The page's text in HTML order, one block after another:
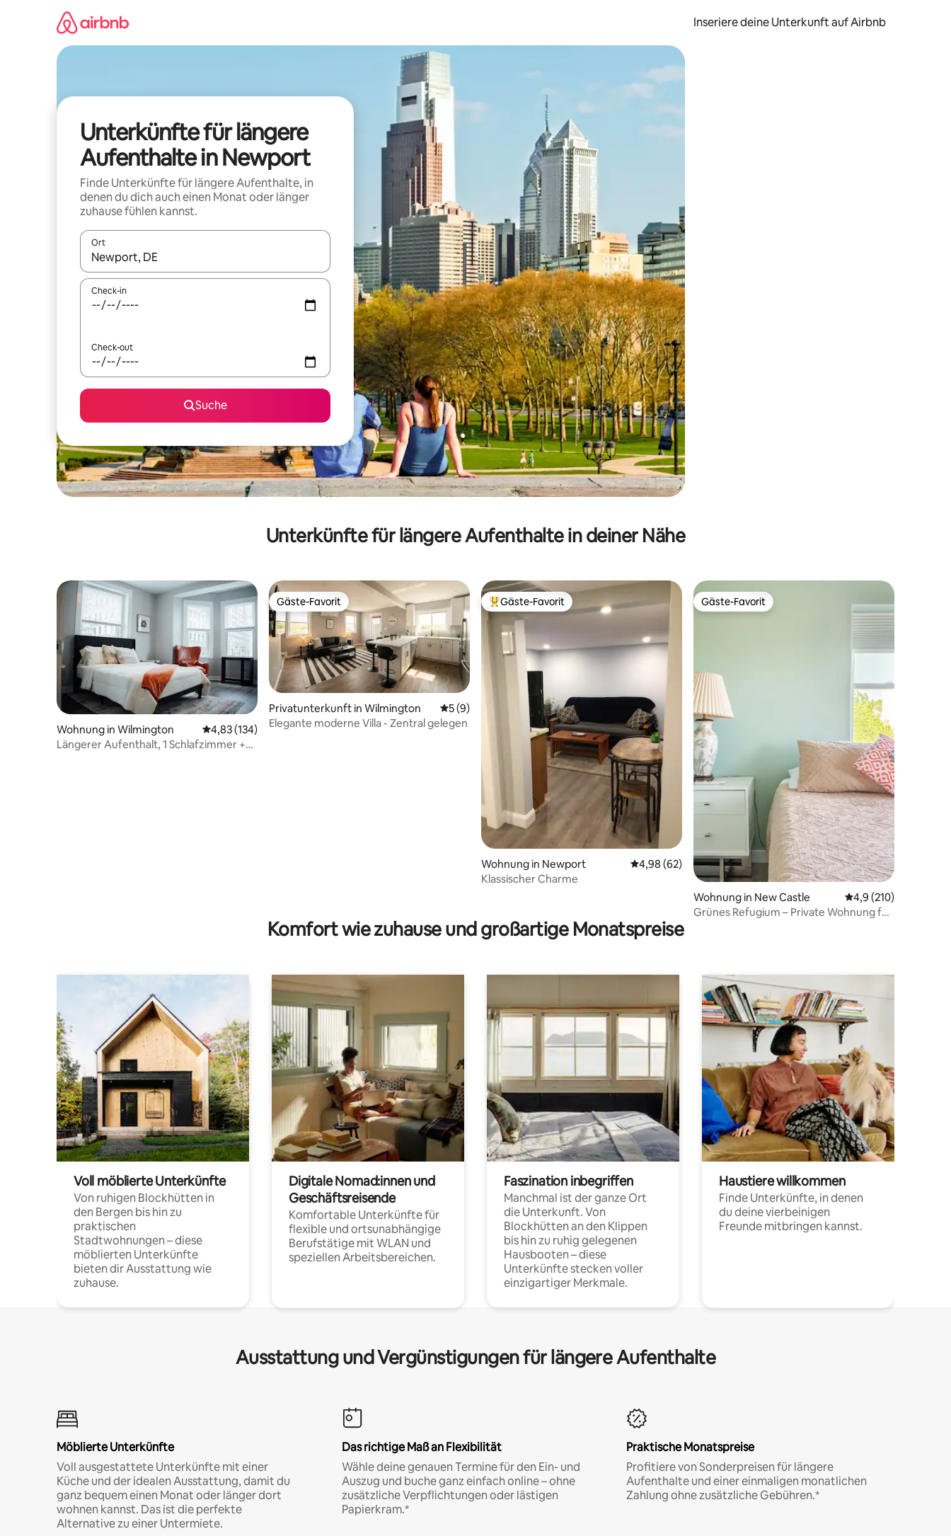
Inseriere deine Unterkunft auf Airbnb
Unterkünfte für längere
Aufenthalte in Newport
Finde Unterkünfte für längere Aufenthalte, in
denen du dich auch einen Monat oder länger
zuhause fühlen kannst.
Ort
Wenn Ergebnisse verfügbar sind, navigiere mit den Pfeiltasten nach oben und unten oder erkunde die Ergebnisse durch Berühren oder Wischgesten.
Check-in
Check-out
Suche
Unterkünfte für längere Aufenthalte in deiner Nähe
Wohnung in Wilmington Durchschnittliche Bewertung: 4,83 von 5, 134 Bewertungen
4,83 (134)
Längerer Aufenthalt, 1 Schlafzimmer +
Gäste-Favorit
Gäste-Favorit
Privatunterkunft in Wilmington Durchschnittliche Bewertung: 5 von 5, 9 Bewertungen
5 (9)
Elegante moderne Villa - Zentral gelegen
Beliebter Gäste-Favorit.
Gäste-Favorit
Wohnung in Newport Durchschnittliche Bewertung: 4,98 von 5, 62 Bewertungen
4,98 (62)
Klassischer Charme
Gäste-Favorit
Gäste-Favorit
Wohnung in New Castle Durchschnittliche
4,9 (210)
Grünes Refugium – Private Wohnung für
Komfort wie zuhause und großartige Monatspreise
Voll möblierte Unterkünfte
Von ruhigen Blockhütten in
den Bergen bis hin zu
praktischen
Stadtwohnungen – diese
möblierten Unterkünfte
bieten dir Ausstattung wie
zuhause.
Digitale Nomad:innen und
Geschäftsreisende
Komfortable Unterkünfte für
flexible und ortsunabhängige
Berufstätige mit WLAN und
speziellen Arbeitsbereichen.
Faszination inbegriffen
Manchmal ist der ganze Ort
die Unterkunft. Von
Blockhütten an den Klippen
bis hin zu ruhig gelegenen
Hausbooten – diese
Unterkünfte stecken voller
einzigartiger Merkmale.
Haustiere willkommen
Finde Unterkünfte, in denen
du deine vierbeinigen
Freunde mitbringen kannst.
Ausstattung und Vergünstigungen für längere Aufenthalte
Möblierte Unterkünfte
Voll ausgestattete Unterkünfte mit einer
Küche und der idealen Ausstattung, damit du
ganz bequem einen Monat oder länger dort
wohnen kannst. Das ist die perfekte
Alternative zu einer Untermiete.
Das richtige Maß an Flexibilität
Wähle deine genauen Termine für den Ein- und
Auszug und buche ganz einfach online – ohne
zusätzliche Verpflichtungen oder lästigen
Papierkram.*
Praktische Monatspreise
Profitiere von Sonderpreisen für längere
Aufenthalte und einer einmaligen monatlichen
Zahlung ohne zusätzliche Gebühren.*